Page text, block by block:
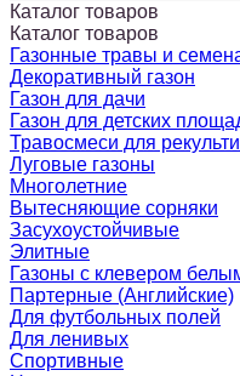
Каталог товаров
Каталог товаров
Газонные травы и
Декоративный газон
Газон для дачи
Газон для детских
Травосмеси для
Луговые газоны
Многолетние
Вытесняющие сорняки
Засухоустойчивые
Элитные
Газоны с клевером
Партерные (Английские)
Для футбольных полей
Для ленивых
Спортивные